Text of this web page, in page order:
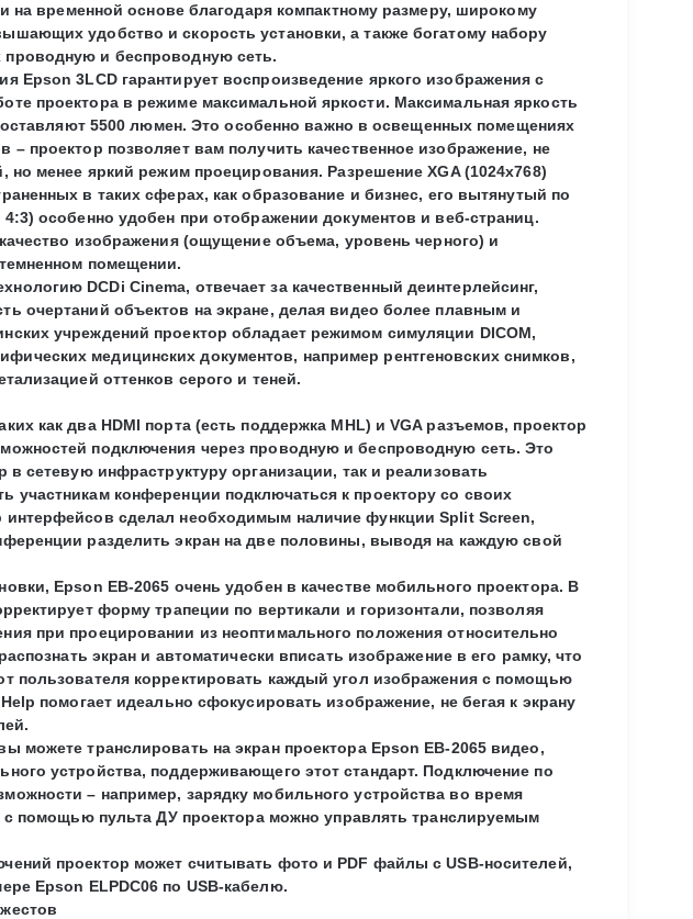
на временной основе благодаря компактному размеру, широкому
удобство и скорость установки, а также богатому набору
и беспроводную сеть.
Epson 3LCD гарантирует воспроизведение яркого изображения с
проектора в режиме максимальной яркости. Максимальная яркость
5500 люмен. Это особенно важно в освещенных помещениях
проектор позволяет вам получить качественное изображение, не
но менее яркий режим проецирования. Разрешение XGA (1024x768)
в таких сферах, как образование и бизнес, его вытянутый по
особенно удобен при отображении документов и веб-страниц.
изображения (ощущение объема, уровень черного) и
помещении.
DCDi Cinema, отвечает за качественный деинтерлейсинг,
очертаний объектов на экране, делая видео более плавным и
учреждений проектор обладает режимом симуляции DICOM,
медицинских документов, например рентгеновских снимков,
оттенков серого и теней.
как два HDMI порта (есть поддержка MHL) и VGA разъемов, проектор
подключения через проводную и беспроводную сеть. Это
в сетевую инфраструктуру организации, так и реализовать
участникам конференции подключаться к проектору со своих
сделал необходимым наличие функции Split Screen,
разделить экран на две половины, выводя на каждую свой
Epson EB-2065 очень удобен в качестве мобильного проектора. В
форму трапеции по вертикали и горизонтали, позволяя
при проецировании из неоптимального положения относительно
экран и автоматически вписать изображение в его рамку, что
пользователя корректировать каждый угол изображения с помощью
помогает идеально сфокусировать изображение, не бегая к экрану
можете транслировать на экран проектора Epson EB-2065 видео,
устройства, поддерживающего этот стандарт. Подключение по
– например, зарядку мобильного устройства во время
с помощью пульта ДУ проектора можно управлять транслируемым
проектор может считывать фото и PDF файлы с USB-носителей,
Epson ELPDC06 по USB-кабелю.